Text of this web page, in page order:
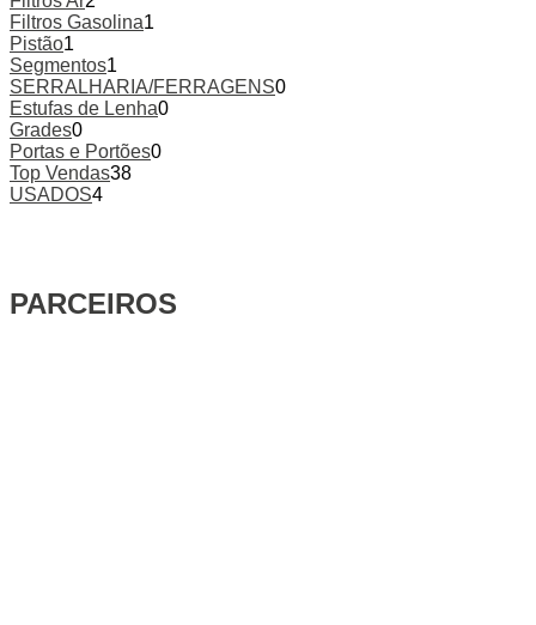
Filtros Gasolina1
Pistão1
Segmentos1
SERRALHARIA/FERRAGENS0
Estufas de Lenha0
Grades0
Portas e Portões0
Top Vendas38
USADOS4
PARCEIROS